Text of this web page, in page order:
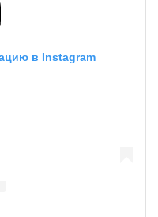
в Instagram